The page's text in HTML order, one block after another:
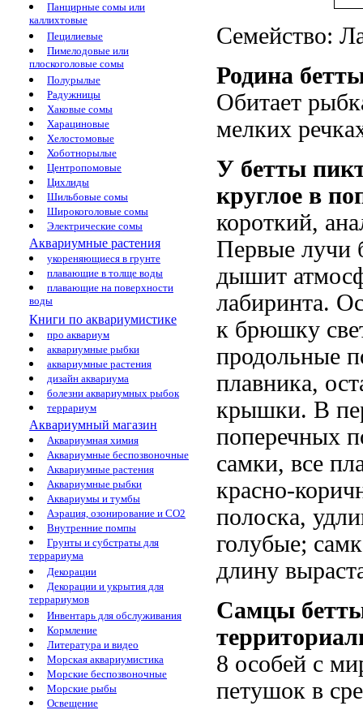
Панцирные сомы или
каллихтовые
Пецилиевые
Пимелодовые или
плоскоголовые сомы
Полурылые
Радужницы
Хаковые сомы
Харациновые
Хелостомовые
Хоботнорылые
Центропомовые
Цихлиды
Шильбовые сомы
Широкоголовые сомы
Электрические сомы
Аквариумные растения
укореняющиеся в грунте
плавающие в толще воды
плавающие на поверхности
воды
Книги по аквариумистике
про аквариум
аквариумные рыбки
аквариумные растения
дизайн аквариума
болезни аквариумных рыбок
террариум
Аквариумный магазин
Аквариумная химия
Аквариумные беспозвоночные
Аквариумные растения
Аквариумные рыбки
Аквариумы и тумбы
Аэрация, озонирование и CO2
Внутренние помпы
Грунты и субстраты для
террариума
Декорации
Декорации и укрытия для
террариумов
Инвентарь для обслуживания
Кормление
Литература и видео
Морская аквариумистика
Морские беспозвоночные
Морские рыбы
Освещение
Семейство:
Родина
Обитает
мелких
У бетты
круглое в
короткий,
Первые лучи
дышит
лабиринта.
к брюшку
продольные
плавника,
крышки. В
поперечных
самки, все
красно-
полоска,
голубые;
длину
Самцы
8 особей с
петушок в